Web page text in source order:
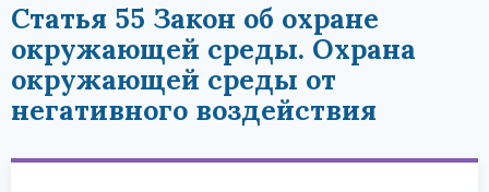
Статья 55 Закон об охране
окружающей среды. Охрана
окружающей среды от
негативного воздействия